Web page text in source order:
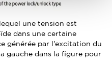
une tension est
dans une certaine
générée par l'excitation du
gauche dans la figure pour